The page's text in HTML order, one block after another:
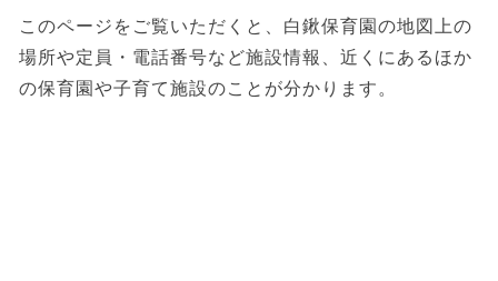
このページをご覧いただくと、白鍬保育園の地図上の
場所や定員・電話番号など施設情報、近くにあるほか
の保育園や子育て施設のことが分かります。